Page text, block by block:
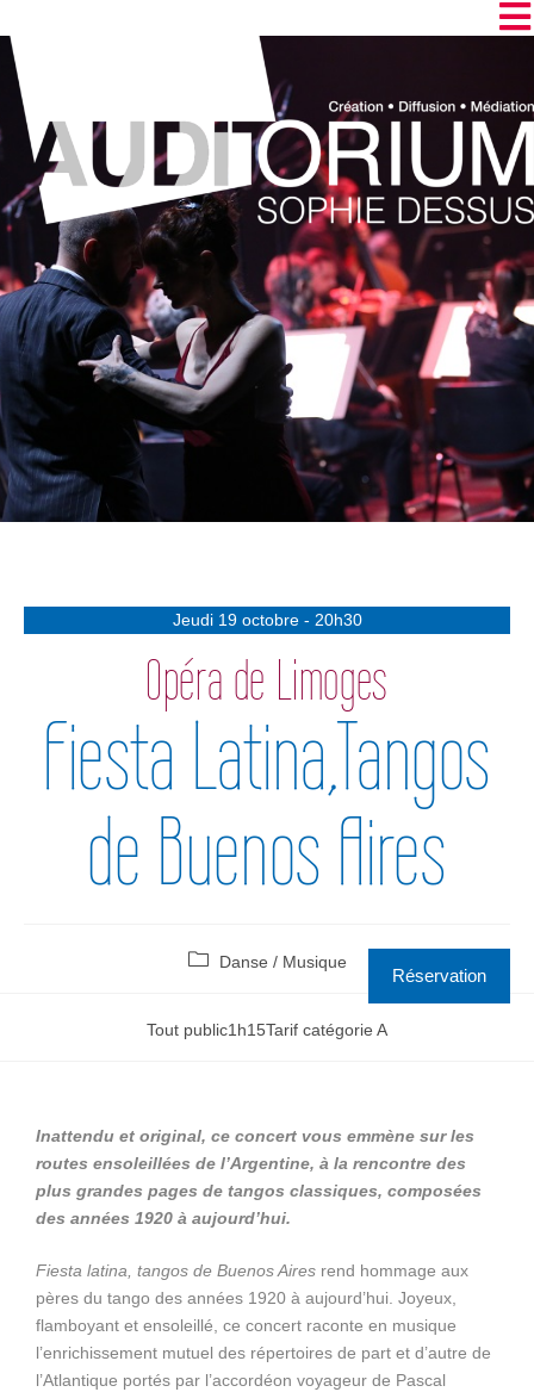
Jeudi 19 octobre - 20h30
Opéra de Limoges
Fiesta Latina,Tangos
de Buenos Aires
Danse / Musique
Tout public1h15Tarif catégorie A
Réservation
Inattendu et original, ce concert vous emmène sur les
routes ensoleillées de l’Argentine, à la rencontre des
plus grandes pages de tangos classiques, composées
des années 1920 à aujourd’hui.
Fiesta latina, tangos de Buenos Aires rend hommage aux
pères du tango des années 1920 à aujourd’hui. Joyeux,
flamboyant et ensoleillé, ce concert raconte en musique
l’enrichissement mutuel des répertoires de part et d’autre de
l’Atlantique portés par l’accordéon voyageur de Pascal